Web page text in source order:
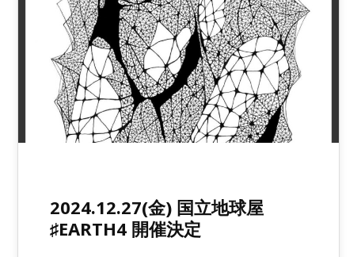
2024.12.27(金) 国立地球屋
♯EARTH4 開催決定